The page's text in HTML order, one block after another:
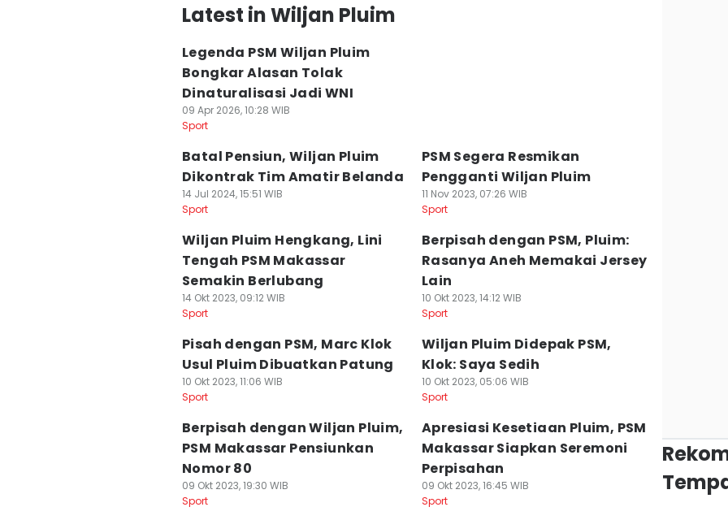
Latest in Wiljan Pluim
Legenda PSM Wiljan Pluim
Bongkar Alasan Tolak
Dinaturalisasi Jadi WNI
09 Apr 2026, 10:28 WIB
Sport
Batal Pensiun, Wiljan Pluim
Dikontrak Tim Amatir Belanda
14 Jul 2024, 15:51 WIB
Sport
PSM Segera Resmikan
Pengganti Wiljan Pluim
11 Nov 2023, 07:26 WIB
Sport
Wiljan Pluim Hengkang, Lini
Tengah PSM Makassar
Semakin Berlubang
14 Okt 2023, 09:12 WIB
Sport
Berpisah dengan PSM, Pluim:
Rasanya Aneh Memakai Jersey
Lain
10 Okt 2023, 14:12 WIB
Sport
Pisah dengan PSM, Marc Klok
Usul Pluim Dibuatkan Patung
10 Okt 2023, 11:06 WIB
Sport
Wiljan Pluim Didepak PSM,
Klok: Saya Sedih
10 Okt 2023, 05:06 WIB
Sport
Berpisah dengan Wiljan Pluim,
PSM Makassar Pensiunkan
Nomor 80
09 Okt 2023, 19:30 WIB
Sport
Apresiasi Kesetiaan Pluim, PSM
Makassar Siapkan Seremoni
Perpisahan
09 Okt 2023, 16:45 WIB
Sport